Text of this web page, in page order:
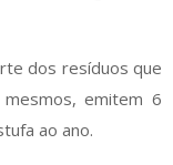
dos resíduos que
emitem 6
ao ano.